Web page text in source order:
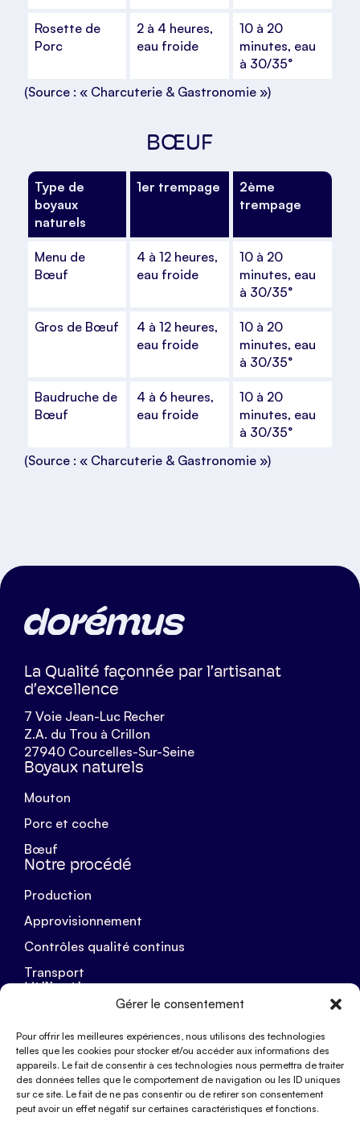
Gérer le consentement
Pour offrir les meilleures expériences, nous utilisons des technologies
telles que les cookies pour stocker et/ou accéder aux informations des
appareils. Le fait de consentir à ces technologies nous permettra de traiter
des données telles que le comportement de navigation ou les ID uniques
sur ce site. Le fait de ne pas consentir ou de retirer son consentement
peut avoir un effet négatif sur certaines caractéristiques et fonctions.
Rosette de
Porc
2 à 4 heures,
eau froide
10 à 20
minutes, eau
à 30/35°
(Source : « Charcuterie & Gastronomie »)
BŒUF
Type de
boyaux
naturels
1er trempage
2ème
trempage
Menu de
Bœuf
4 à 12 heures,
eau froide
10 à 20
minutes, eau
à 30/35°
Gros de Bœuf
4 à 12 heures,
eau froide
10 à 20
minutes, eau
à 30/35°
Baudruche de
Bœuf
4 à 6 heures,
eau froide
10 à 20
minutes, eau
à 30/35°
(Source : « Charcuterie & Gastronomie »)
La Qualité façonnée par l’artisanat
d’excellence
7 Voie Jean-Luc Recher
Z.A. du Trou à Crillon
27940 Courcelles-Sur-Seine
Boyaux naturels
Mouton
Porc et coche
Bœuf
Notre procédé
Production
Approvisionnement
Contrôles qualité continus
Transport
Conservation
Embossage